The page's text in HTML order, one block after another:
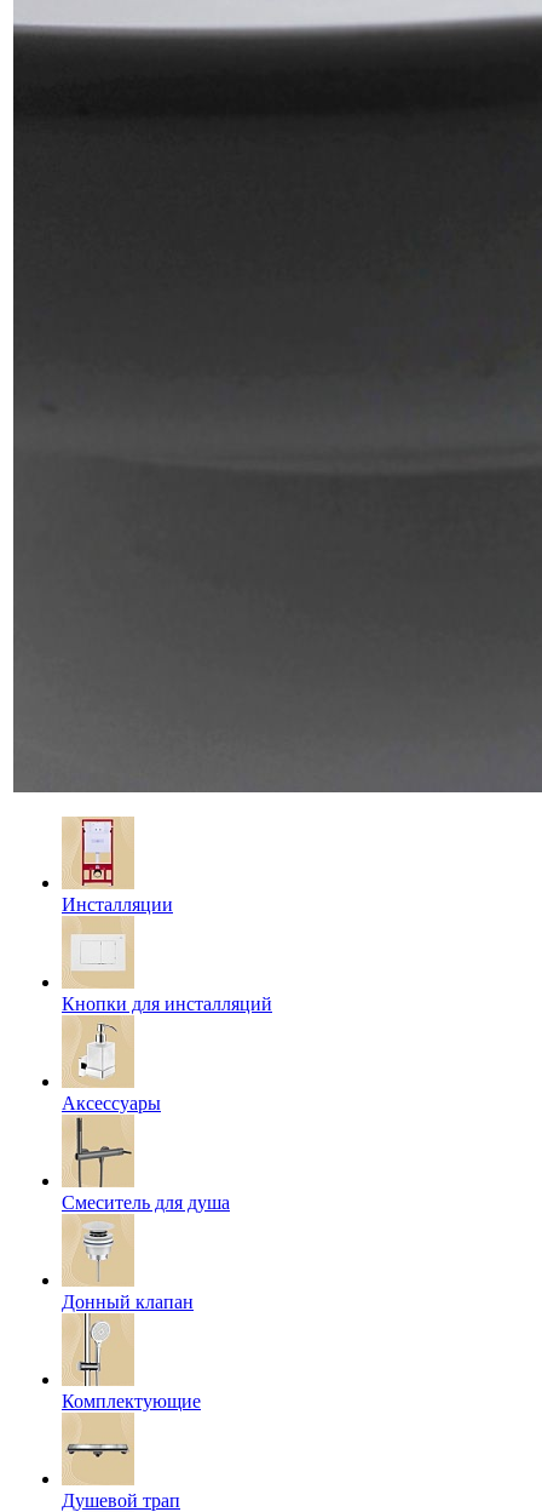
Инсталляции
Кнопки для инсталляций
Аксессуары
Смеситель для душа
Донный клапан
Комплектующие
Душевой трап